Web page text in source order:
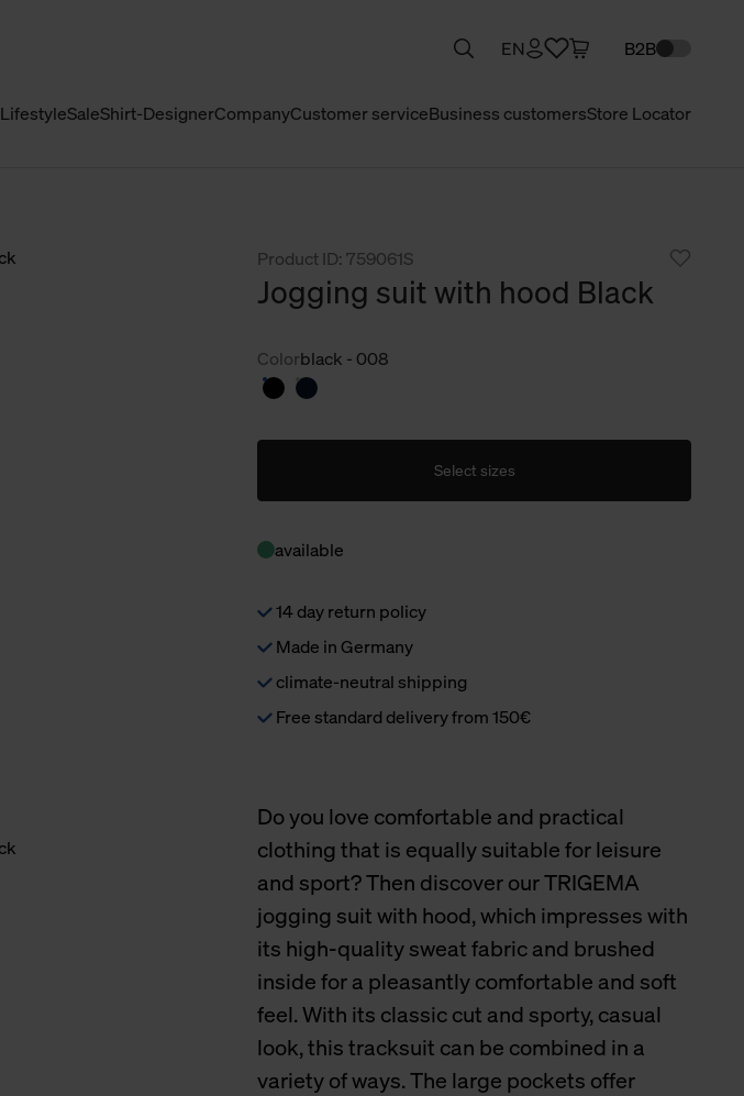
LifestyleSaleShirt-DesignerCompanyCustomer serviceBusiness customersStore Locator
EN B2B
Product ID: 759061S
Jogging suit with hood Black
Colorblack - 008
Select sizes
available
14 day return policy
Made in Germany
climate-neutral shipping
Free standard delivery from 150€
Do you love comfortable and practical
clothing that is equally suitable for leisure
and sport? Then discover our TRIGEMA
jogging suit with hood, which impresses with
its high-quality sweat fabric and brushed
inside for a pleasantly comfortable and soft
feel. With its classic cut and sporty, casual
look, this tracksuit can be combined in a
variety of ways. The large pockets offer